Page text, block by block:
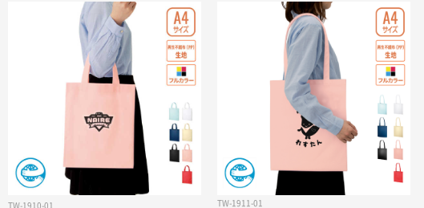
使用したL版サイズ対応のフォトスタンドが『ラ
バーウッドコーナーフォトスタンド』です。ま
た、ゴムの木の花言葉は永久の幸せ。そのため
卒業記念品や創立記念品などの記念品やギフト
に人気です。本体色は2色展開です。 ※L版は
標準的な写真プリントのサイズです。
にもおすすめです。どんなシーンでも活躍する
定番舟形コットントートバッグです。
TW-1910-01 TW-1911-01